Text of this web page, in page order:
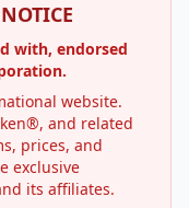
with, endorsed
website.
and related
prices, and
exclusive
its affiliates.